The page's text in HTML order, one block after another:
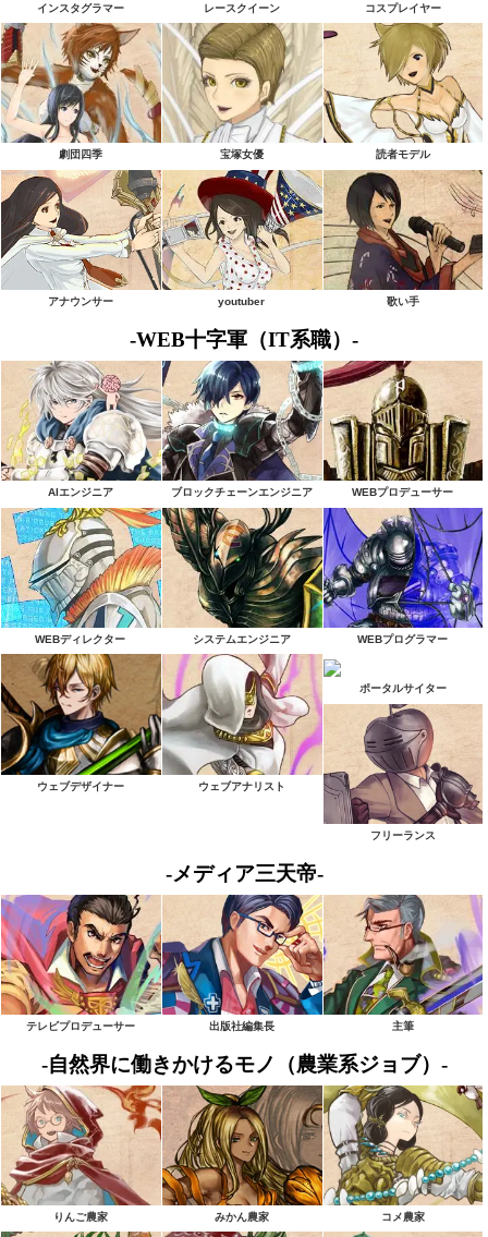
インスタグラマー レースクイーン コスプレイヤー
劇団四季 宝塚女優 読者モデル
アナウンサー youtuber 歌い手
-WEB十字軍（IT系職）-
AIエンジニア ブロックチェーンエンジニア WEBプロデューサー
WEBディレクター システムエンジニア WEBプログラマー
ウェブデザイナー ウェブアナリスト
ポータルサイター
フリーランス
-メディア三天帝-
テレビプロデューサー 出版社編集長 主筆
-自然界に働きかけるモノ（農業系ジョブ）-
りんご農家 みかん農家 コメ農家